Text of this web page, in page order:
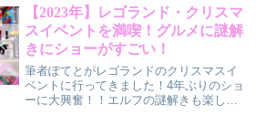
【2023年】レゴランド・クリスマ
スイベントを満喫！グルメに謎解
きにショーがすごい！
筆者ぽてとがレゴランドのクリスマスイ
ベントに行ってきました！4年ぶりのショ
ーに大興奮！！エルフの謎解きも楽しめ